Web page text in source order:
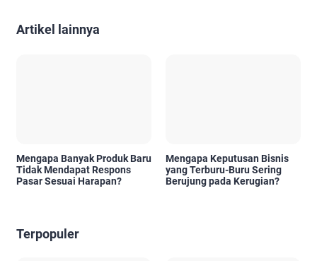
Artikel lainnya
Mengapa Banyak Produk Baru
Tidak Mendapat Respons
Pasar Sesuai Harapan?
Mengapa Keputusan Bisnis
yang Terburu-Buru Sering
Berujung pada Kerugian?
Terpopuler